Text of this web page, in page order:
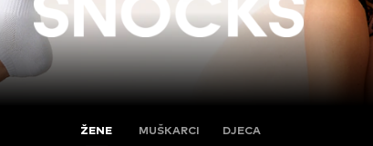
ŽENE MUŠKARCI DJECA